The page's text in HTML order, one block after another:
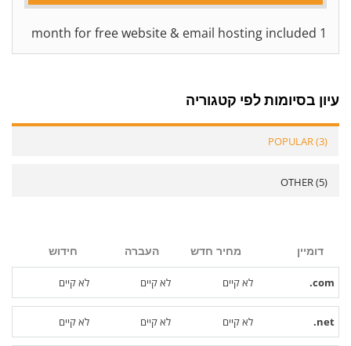
1 month for free website & email hosting included
עיון בסיומות לפי קטגוריה
POPULAR (3)
OTHER (5)
דומיין מחיר חדש העברה חידוש
.com לא קיים לא קיים לא קיים
.net לא קיים לא קיים לא קיים